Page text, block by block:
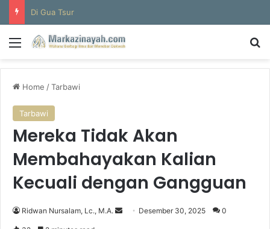
Di Gua Tsur
Menu
Home /Tarbawi
Tarbawi
Mereka Tidak Akan
Membahayakan Kalian
Kecuali dengan Gangguan
Ridwan Nursalam, Lc., M.A. Desember 30, 2025 0